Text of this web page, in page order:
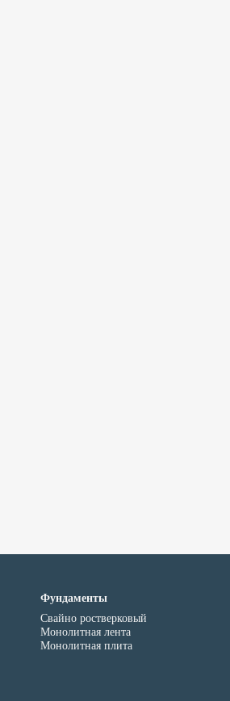
Фундаменты
Свайно ростверковый
Монолитная лента
Монолитная плита